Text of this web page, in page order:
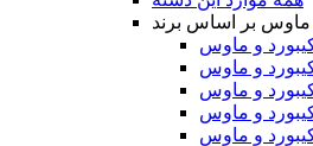
ماوس بر اساس برند